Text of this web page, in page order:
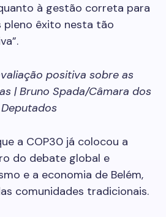
à gestão correta para
pleno êxito nesta tão
positiva sobre as
| Bruno Spada/Câmara dos
Deputados
a COP30 já colocou a
do debate global e
e a economia de Belém,
comunidades tradicionais.